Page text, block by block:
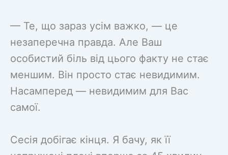
— Те, що зараз усім важко, — це
незаперечна правда. Але Ваш
особистий біль від цього факту не стає
меншим. Він просто стає невидимим.
Насамперед — невидимим для Вас
самої.
Сесія добігає кінця. Я бачу, як її